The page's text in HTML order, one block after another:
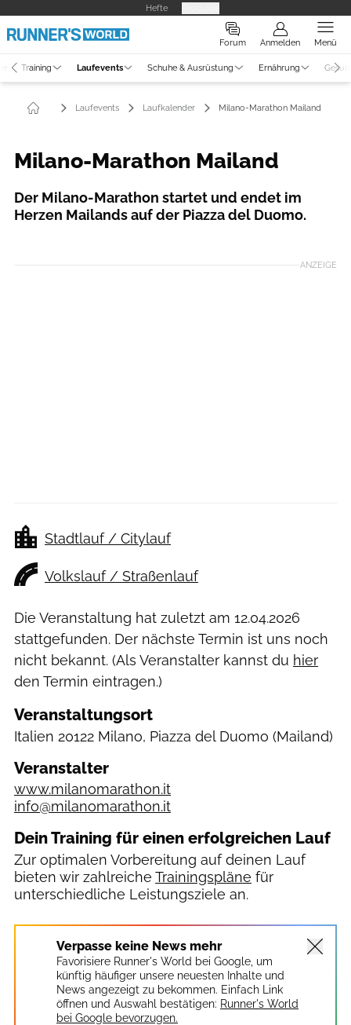
Hefte
Forum Anmelden Menü
Training Laufevents Schuhe & Ausrüstung Ernährung
Laufevents Laufkalender Milano-Marathon Mailand
Milano-Marathon Mailand
Der Milano-Marathon startet und endet im
Herzen Mailands auf der Piazza del Duomo.
ANZEIGE
Stadtlauf / Citylauf
Volkslauf / Straßenlauf
Die Veranstaltung hat zuletzt am 12.04.2026
stattgefunden. Der nächste Termin ist uns noch
nicht bekannt. (Als Veranstalter kannst du hier
den Termin eintragen.)
Veranstaltungsort
Italien 20122 Milano, Piazza del Duomo (Mailand)
Veranstalter
www.milanomarathon.it
info@milanomarathon.it
Dein Training für einen erfolgreichen Lauf
Zur optimalen Vorbereitung auf deinen Lauf
bieten wir zahlreiche Trainingspläne für
unterschiedliche Leistungsziele an.
Verpasse keine News mehr
Favorisiere Runner's World bei Google, um
künftig häufiger unsere neuesten Inhalte und
News angezeigt zu bekommen. Einfach Link
öffnen und Auswahl bestätigen: Runner's World
bei Google bevorzugen.